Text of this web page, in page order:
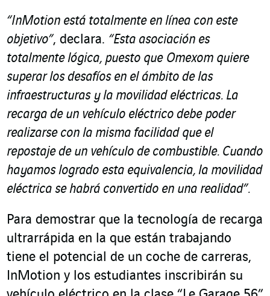
“InMotion está totalmente en línea con este
objetivo”, declara. “Esta asociación es
totalmente lógica, puesto que Omexom quiere
superar los desafíos en el ámbito de las
infraestructuras y la movilidad eléctricas. La
recarga de un vehículo eléctrico debe poder
realizarse con la misma facilidad que el
repostaje de un vehículo de combustible. Cuando
hayamos logrado esta equivalencia, la movilidad
eléctrica se habrá convertido en una realidad”.
Para demostrar que la tecnología de recarga
ultrarrápida en la que están trabajando
tiene el potencial de un coche de carreras,
InMotion y los estudiantes inscribirán su